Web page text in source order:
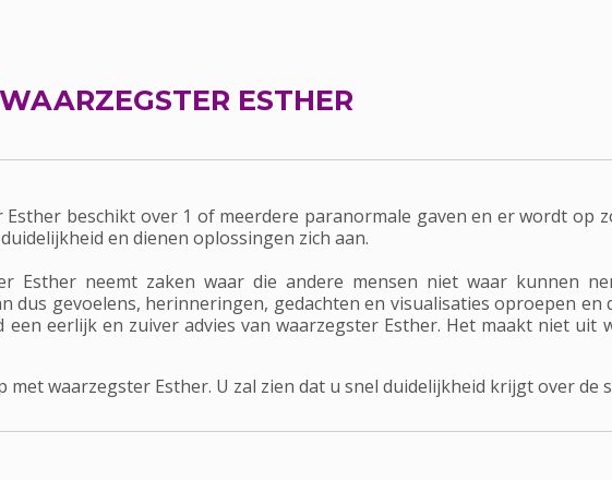
WAARZEGSTER ESTHER
beschikt over 1 of meerdere paranormale gaven en er wordt op
en dienen oplossingen zich aan.
Esther neemt zaken waar die andere mensen niet waar kunnen
dus gevoelens, herinneringen, gedachten en visualisaties oproepen
eerlijk en zuiver advies van waarzegster Esther. Het maakt niet uit
met waarzegster Esther. U zal zien dat u snel duidelijkheid krijgt over de